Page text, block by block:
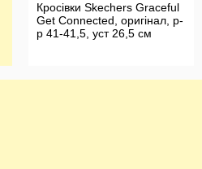
Кросівки Skechers Graceful
Get Connected, оригінал, р-
р 41-41,5, уст 26,5 см